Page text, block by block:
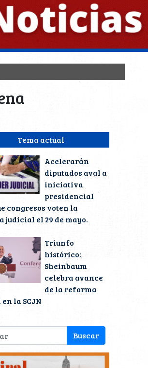
Tema actual
Acelerarán
diputados aval a
iniciativa
presidencial
congresos voten la
judicial el 29 de mayo.
Triunfo
histórico:
Sheinbaum
celebra avance
de la reforma
la SCJN